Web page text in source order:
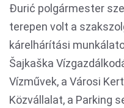
Đurić polgármester
terepen volt a
kárelhárítási
Šajkaška
Vízművek, a Városi
Közvállalat, a Parking